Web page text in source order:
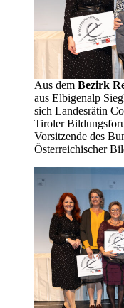
Aus dem Bezirk
aus Elbigenalp
sich Landesrätin
Tiroler
Vorsitzende des
Österreichischer